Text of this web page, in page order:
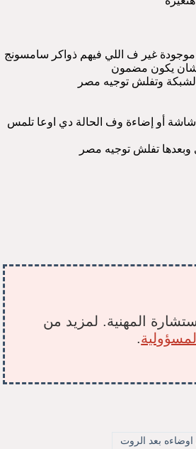
موجودة غير ف اللي فيهم ذواكر سامسونج
عشان يكون مضمون
شاشة أو إضاءة وف الحالة دي اوعا تلمس
وبعدها تفلش توجيه مصر
المهنية. لمزيد من
.
بعد الروت